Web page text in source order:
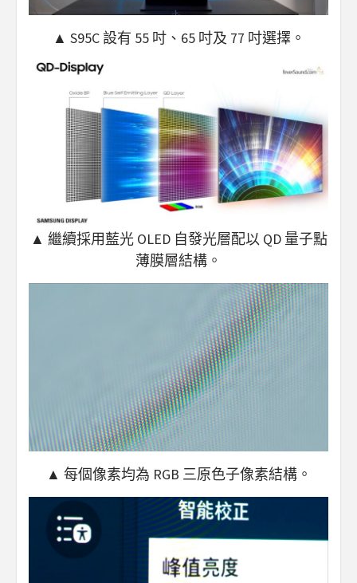
▲ S95C 設有 55 吋、65 吋及 77 吋選擇。
▲ 繼續採用藍光 OLED 自發光層配以 QD 量子點
薄膜層結構。
▲ 每個像素均為 RGB 三原色子像素結構。